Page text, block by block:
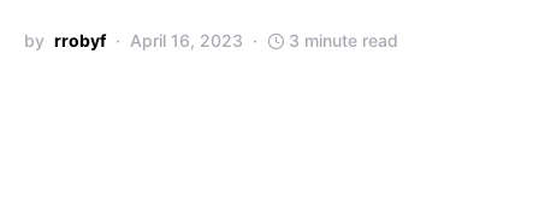
by rrobyf April 16, 2023 3 minute read